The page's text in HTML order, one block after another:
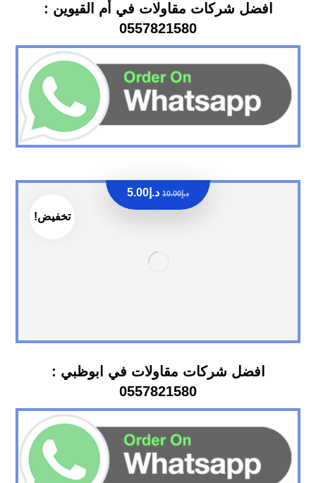
افضل شركات مقاولات في أم القيوين :
0557821580
تخفيض!
افضل شركات مقاولات في ابوظبي :
0557821580
د.إ10.00 د.إ 5.00